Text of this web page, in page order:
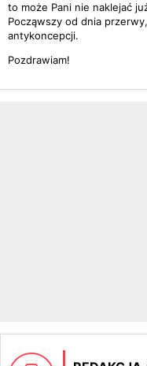
to może Pani nie naklejać
Począwszy od dnia
antykoncepcji.
Pozdrawiam!